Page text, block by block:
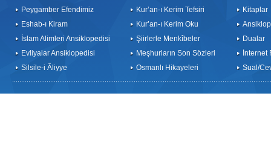
Peygamber Efendimiz
Eshab-ı Kiram
İslam Alimleri Ansiklopedisi
Evliyalar Ansiklopedisi
Silsile-i Âliyye
Kur’an-ı Kerim Tefsiri
Kur’an-ı Kerim Oku
Şiirlerle Menkîbeler
Meşhurların Son Sözleri
Osmanlı Hikayeleri
Kitaplar
Dualar
İnternet
Sual/